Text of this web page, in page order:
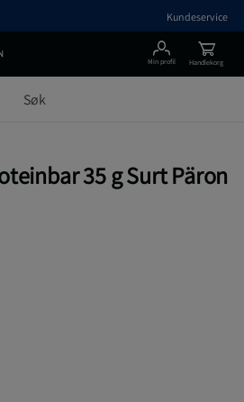
Kundeservice
Min profil Handlekorg
35 g Surt Päron